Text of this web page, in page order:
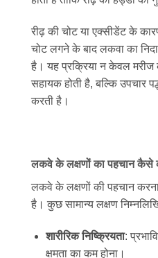
रीढ़ की चोट या एक्सीडेंट के
चोट लगने के बाद लकवा का
है। यह प्रक्रिया न केवल मरीज
सहायक होती है, बल्कि उपचार
करती है।
लकवे के लक्षणों का पहचान कैसे
लकवे के लक्षणों की पहचान करना
है। कुछ सामान्य लक्षण
शारीरिक निष्क्रियता:
क्षमता का कम होना।